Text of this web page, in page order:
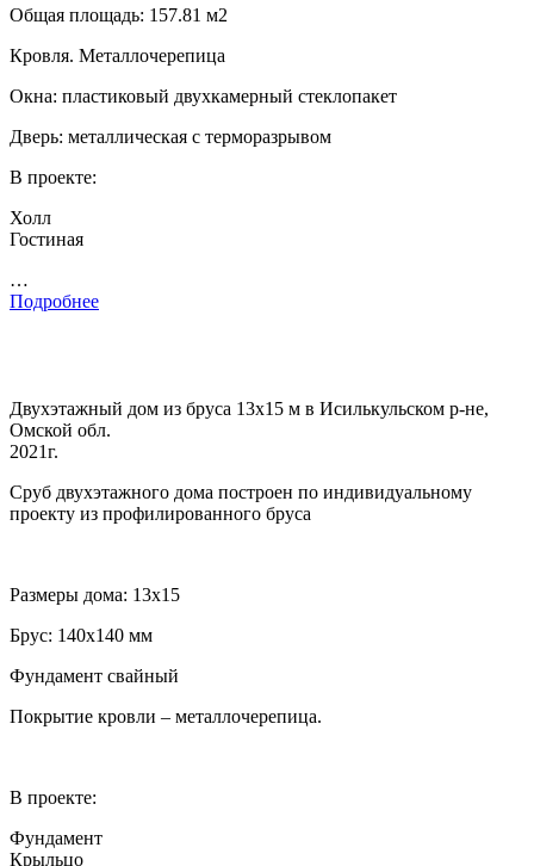
Общая площадь: 157.81 м2
Кровля. Металлочерепица
Окна: пластиковый двухкамерный стеклопакет
Дверь: металлическая с терморазрывом
В проекте:
Холл
Гостиная
…
Подробнее
Двухэтажный дом из бруса 13х15 м в Исилькульском р-не,
Омской обл.
2021г.
Сруб двухэтажного дома построен по индивидуальному
проекту из профилированного бруса
Размеры дома: 13х15
Брус: 140х140 мм
Фундамент свайный
Покрытие кровли – металлочерепица.
В проекте:
Фундамент
Крыльцо